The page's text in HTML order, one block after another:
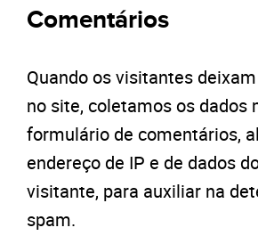
Comentários
Quando os visitantes
no site, coletamos os dados
formulário de comentários,
endereço de IP e de dados
visitante, para auxiliar na
spam.